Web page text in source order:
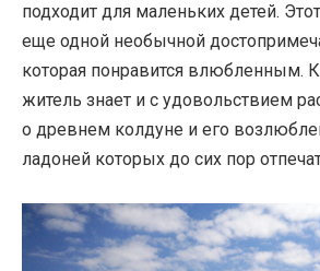
подходит для маленьких детей.
еще одной необычной
которая понравится влюбленным.
житель знает и с удовольствием
о древнем колдуне и его
ладоней которых до сих пор